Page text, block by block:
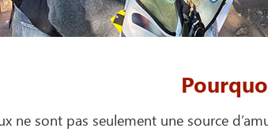
ne sont pas seulement une source